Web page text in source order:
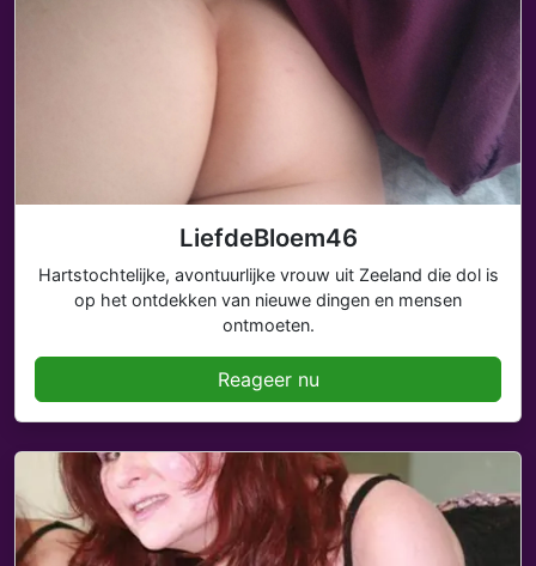
LiefdeBloem46
Hartstochtelijke, avontuurlijke vrouw uit Zeeland die dol is
op het ontdekken van nieuwe dingen en mensen
ontmoeten.
Reageer nu